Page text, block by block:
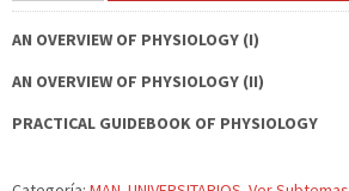
AN OVERVIEW OF PHYSIOLOGY (I)
AN OVERVIEW OF PHYSIOLOGY (II)
PRACTICAL GUIDEBOOK OF PHYSIOLOGY